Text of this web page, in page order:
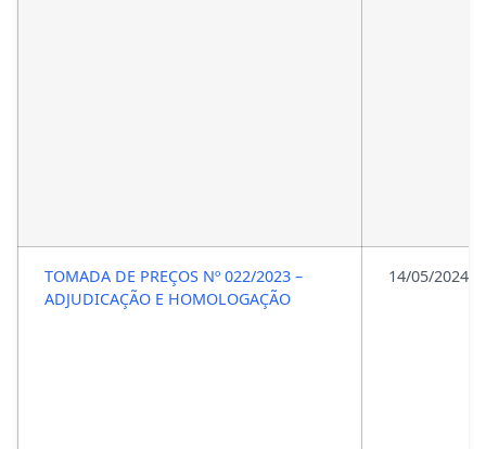
TOMADA DE PREÇOS Nº 022/2023 –
ADJUDICAÇÃO E HOMOLOGAÇÃO
14/05/2024